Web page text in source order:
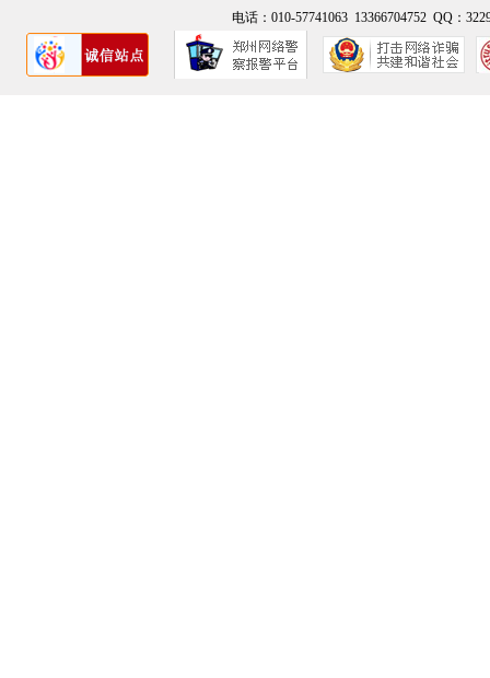
电话：010-57741063 13366704752 QQ：